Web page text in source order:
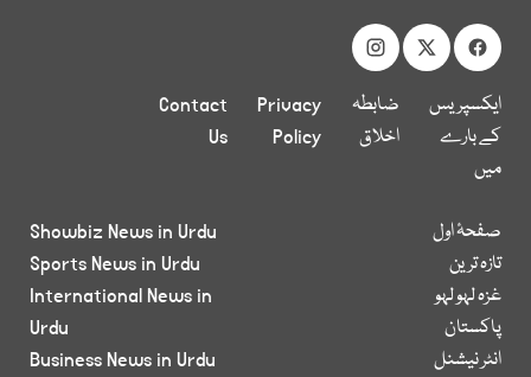
ایکسپریس
کے بارے
میں
ضابطہ
اخلاق
Privacy
Policy
Contact
Us
صفحۂ اول
تازہ ترین
غزہ لہو لہو
پاکستان
انٹر نیشنل
Showbiz News in Urdu
Sports News in Urdu
International News in
Urdu
Business News in Urdu